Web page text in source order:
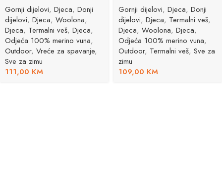
Gornji dijelovi, Djeca, Donji
dijelovi, Djeca, Woolona,
Djeca, Termalni veš, Djeca,
Odjeća 100% merino vuna,
Outdoor, Vreće za spavanje,
Sve za zimu
111,00 KM
Gornji dijelovi, Djeca, Donji
dijelovi, Djeca, Termalni veš,
Djeca, Woolona, Djeca,
Odjeća 100% merino vuna,
Outdoor, Termalni veš, Sve za
zimu
109,00 KM